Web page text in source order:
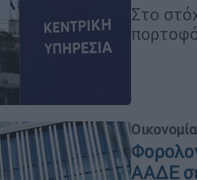
Στο
Οικονομία
ΑΑΔΕ